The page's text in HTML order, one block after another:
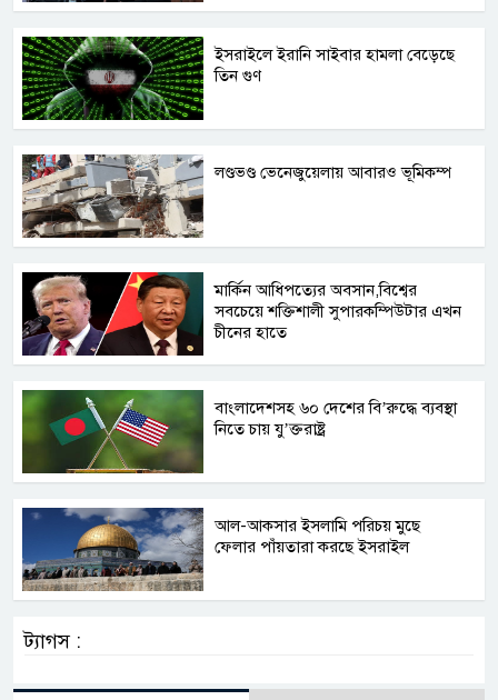
ইসরাইলে ইরানি সাইবার হামলা বেড়েছে
তিন গুণ
লণ্ডভণ্ড ভেনেজুয়েলায় আবারও ভূমিকম্প
মার্কিন আধিপত্যের অবসান,বিশ্বের
সবচেয়ে শক্তিশালী সুপারকম্পিউটার এখন
চীনের হাতে
বাংলাদেশসহ ৬০ দেশের বি’রুদ্ধে ব্যবস্থা
নিতে চায় যু’ক্তরাষ্ট্র
আল-আকসার ইসলামি পরিচয় মুছে
ফেলার পাঁয়তারা করছে ইসরাইল
ট্যাগস :